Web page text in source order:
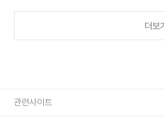
이크는 z트 추진 장치를 이용해 수직 이착륙이더보기
관련사이트